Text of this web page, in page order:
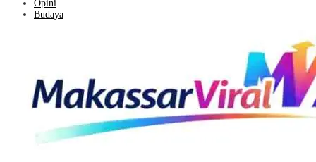
Opini
Budaya